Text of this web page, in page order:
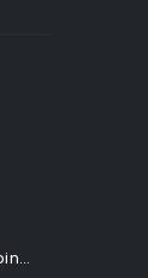
Casted SigmaX Tele Spin, 300cm, 40-80gr